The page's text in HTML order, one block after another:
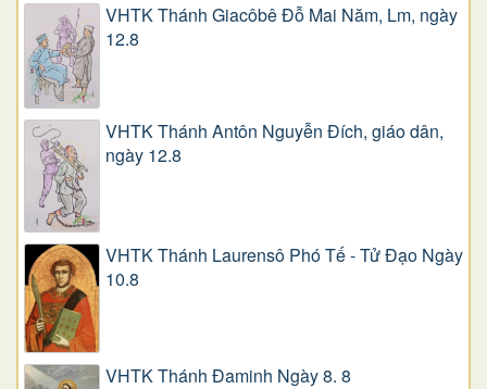
VHTK Thánh Giacôbê Ðỗ Mai Năm, Lm, ngày
12.8
VHTK Thánh Antôn Nguyễn Ðích, giáo dân,
ngày 12.8
VHTK Thánh Laurensô Phó Tế - Tử Đạo Ngày
10.8
VHTK Thánh Đaminh Ngày 8. 8